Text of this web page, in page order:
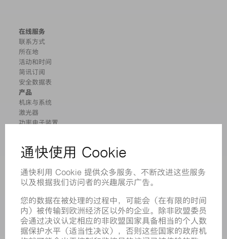
在线服务
联系方式
所在地
活动和时间
简讯订阅
安全数据表
产品
机床与系统
激光器
功率电子装置
软件
应用
行业
职业发展
招聘职位
企业简介
董事会